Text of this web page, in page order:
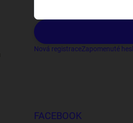
Nová registraceZapomenuté
FACEBOOK